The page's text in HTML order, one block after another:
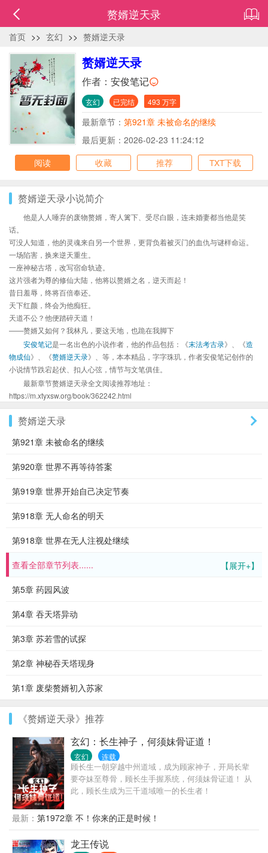
赘婿逆天录
首页 >> 玄幻 >> 赘婿逆天录
赘婿逆天录
作者： 安俊笔记
玄幻 已完结 493 万字
最新章节： 第921章 未被命名的继续
最后更新：2026-02-23 11:24:12
阅读
收藏 推荐 TXT下载
赘婿逆天录小说简介
他是人人唾弃的废物赘婿，寄人篱下、受尽白眼，连未婚妻都当他是笑
话。
可没人知道，他的灵魂来自另一个世界，更背负着被灭门的血仇与谜样命运。
一场陷害，换来逆天重生。
一座神秘古塔，改写宿命轨迹。
这片强者为尊的修仙大陆，他将以赘婿之名，逆天而起！
昔日羞辱，终将百倍奉还。
天下红颜，终会为他痴狂。
天道不公？他便踏碎天道！
——赘婿又如何？我林凡，要这天地，也跪在我脚下
安俊笔记是一名出色的小说作者，他的作品包括：《末法考古录》、《造
物成仙》、《赘婿逆天录》、等，本本精品，字字珠玑，作者安俊笔记创作的
小说情节跌宕起伏、扣人心弦，情节与文笔俱佳。
最新章节赘婿逆天录全文阅读推荐地址：
https://m.xtyxsw.org/book/362242.html
赘婿逆天录
第921章 未被命名的继续
第920章 世界不再等待答案
第919章 世界开始自己决定节奏
第918章 无人命名的明天
第918章 世界在无人注视处继续
【展开+】
查看全部章节列表......
第5章 药园风波
第4章 吞天塔异动
第3章 苏若雪的试探
第2章 神秘吞天塔现身
第1章 废柴赘婿初入苏家
《赘婿逆天录》推荐
玄幻：长生神子，何须妹骨证道！
玄幻 连载
顾长生一朝穿越中州道域，成为顾家神子，开局长辈
要夺妹至尊骨，顾长生手握系统，何须妹骨证道！ 从
此，顾长生成为三千道域唯一的长生者！
最新： 第1972章 不！你来的正是时候！
龙王传说